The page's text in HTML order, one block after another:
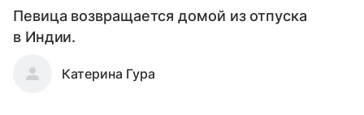
Певица возвращается домой из отпуска
в Индии.
Катерина Гура